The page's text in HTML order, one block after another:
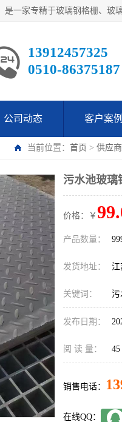
13912457325
0510-86375187
公司动态 客户案例
当前位置： 首页 > 供应
污水池玻璃
价格：￥
产品数量：
发货地址： 江
关键词： 污
发布日期：
阅 读 量： 45
销售电话：
在线QQ：